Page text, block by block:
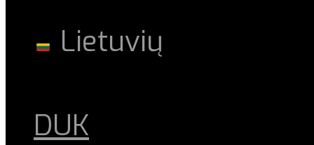
Lietuvių
DUK